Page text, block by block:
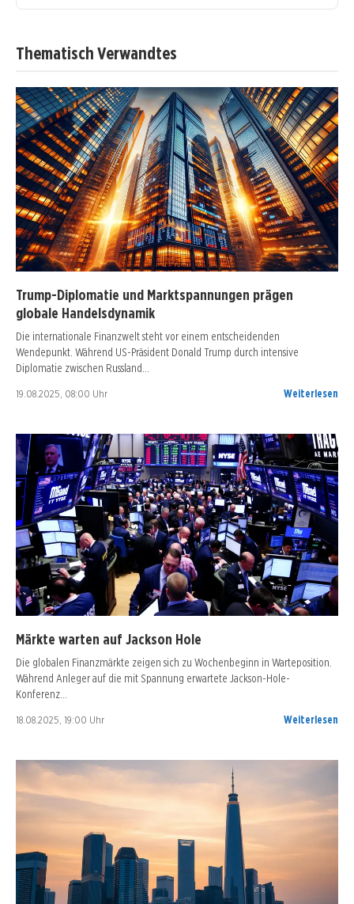
Thematisch Verwandtes
Trump-Diplomatie und Marktspannungen prägen
globale Handelsdynamik
Die internationale Finanzwelt steht vor einem entscheidenden
Wendepunkt. Während US-Präsident Donald Trump durch intensive
Diplomatie zwischen Russland…
19.08.2025, 08:00 Uhr Weiterlesen
Märkte warten auf Jackson Hole
Die globalen Finanzmärkte zeigen sich zu Wochenbeginn in Warteposition.
Während Anleger auf die mit Spannung erwartete Jackson-Hole-
Konferenz…
18.08.2025, 19:00 Uhr Weiterlesen